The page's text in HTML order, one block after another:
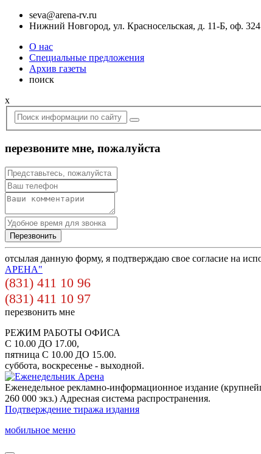
seva@arena-rv.ru
Нижний Новгород, ул. Красносельская, д. 11-Б, оф. 324
О нас
Специальные предложения
Архив газеты
поиск
x
перезвоните мне, пожалуйста
отсылая данную форму, я подтверждаю свое согласие на
АРЕНА"
(831) 411 10 96
(831) 411 10 97
перезвонить мне
РЕЖИМ РАБОТЫ ОФИСА
С 10.00 ДО 17.00,
пятница С 10.00 ДО 15.00.
суббота, воскресенье - выходной.
Еженедельное рекламно-информационное издание
260 000 экз.) Адресная система распространения.
Подтверждение тиража издания
мобильное меню